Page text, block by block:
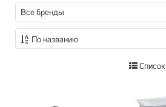
Все бренды
По названию
Список